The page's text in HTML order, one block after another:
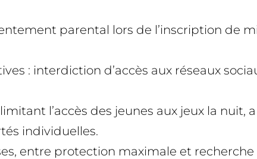
parental lors de l’inscription de
: interdiction d’accès aux réseaux
l’accès des jeunes aux jeux la
individuelles.
entre protection maximale et